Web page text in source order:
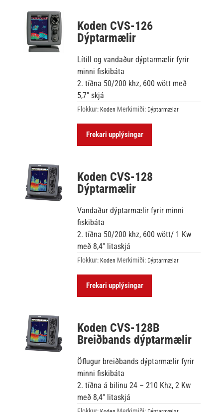
Koden CVS-126
Dýptarmælir
Lítill og vandaður dýptarmælir fyrir
minni fiskibáta
2. tíðna 50/200 khz, 600 wött með
5,7″ skjá
Flokkur: Koden Merkimiði: Dýptarmælar
Frekari upplýsingar
Koden CVS-128
Dýptarmælir
Vandaður dýptarmælir fyrir minni
fiskibáta
2. tíðna 50/200 khz, 600 wött/ 1 Kw
með 8,4″ litaskjá
Flokkur: Koden Merkimiði: Dýptarmælar
Frekari upplýsingar
Koden CVS-128B
Breiðbands dýptarmælir
Öflugur breiðbands dýptarmælir fyrir
minni fiskibáta
2. tíðna á bilinu 24 – 210 Khz, 2 Kw
með 8,4″ litaskjá